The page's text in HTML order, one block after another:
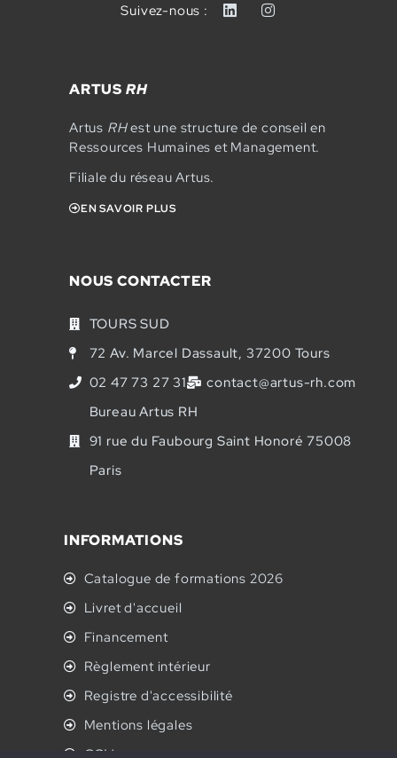
Suivez-nous :
ARTUS RH
Artus RHest une structure de conseil en
Ressources Humaines et Management.
Filiale du réseau Artus.
EN SAVOIR PLUS
NOUS CONTACTER
TOURS SUD
72 Av. Marcel Dassault, 37200 Tours
02 47 73 27 31
contact@artus-rh.com
Bureau Artus RH
91 rue du Faubourg Saint Honoré 75008
Paris
INFORMATIONS
Catalogue de formations 2026
Livret d'accueil
Financement
Règlement intérieur
Registre d'accessibilité
Mentions légales
CGV